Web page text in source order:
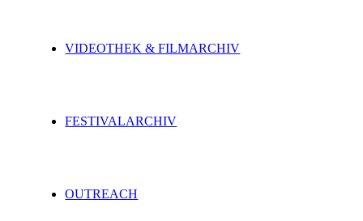
VIDEOTHEK & FILMARCHIV
FESTIVALARCHIV
OUTREACH